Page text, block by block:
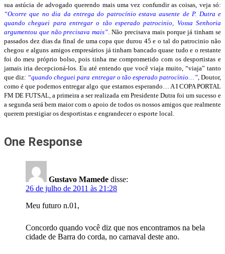
sua astúcia de advogado querendo mais uma vez confundir as coisas, veja só:
“Ocorre que no dia da entrega do patrocínio estava ausente de P. Dutra e
quando cheguei para entregar o tão esperado patrocinio, Vossa Senhoria
argumentou que não precisava mais”. Não precisava mais porque já tinham se
passados dez dias da final de uma copa que durou 45 e o tal do patrocinio não
chegou e alguns amigos empresários já tinham bancado quase tudo e o restante
foi do meu próprio bolso, pois tinha me comprometido com os desportistas e
jamais iria decepcioná-los. Eu até entendo que você viaja muito, “viaja” tanto
que diz: “quando cheguei para entregar o tão esperado patrocïnio…”, Doutor,
como é que podemos entregar algo que estamos esperando… A I COPA PORTAL
FM DE FUTSAL, a primeira a ser realizada em Presidente Dutra foi um sucesso e
a segunda será bem maior com o apoio de todos os nossos amigos que realmente
querem prestigiar os desportistas e engrandecer o esporte local.
One Response
Gustavo Mamede disse:
26 de julho de 2011 às 21:28
Meu futuro n.01,
Concordo quando você diz que nos encontramos na bela
cidade de Barra do corda, no carnaval deste ano.